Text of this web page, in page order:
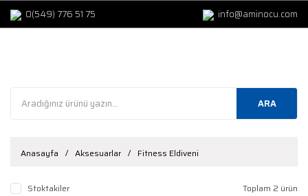
0(549) 776 51 75 info@aminocu.com
ARA
Anasayfa Aksesuarlar Fitness Eldiveni
Stoktakiler Toplam 2 ürün